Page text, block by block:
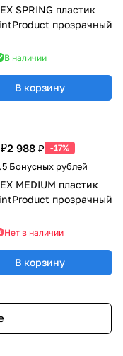
SPRING пластик
прозрачный
В наличии
В корзину
2 988 ₽ -17%
Бонусных рублей
MEDIUM пластик
прозрачный
Нет в наличии
В корзину